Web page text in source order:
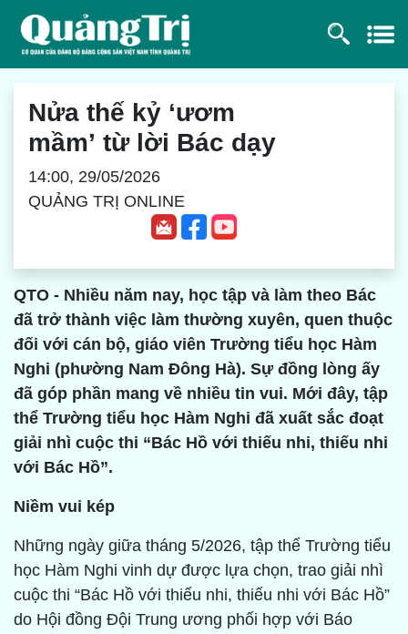
Nửa thế kỷ ‘ươm
mầm’ từ lời Bác dạy
14:00, 29/05/2026
QUẢNG TRỊ ONLINE
QTO - Nhiều năm nay, học tập và làm theo Bác
đã trở thành việc làm thường xuyên, quen thuộc
đối với cán bộ, giáo viên Trường tiểu học Hàm
Nghi (phường Nam Đông Hà). Sự đồng lòng ấy
đã góp phần mang về nhiều tin vui. Mới đây, tập
thể Trường tiểu học Hàm Nghi đã xuất sắc đoạt
giải nhì cuộc thi “Bác Hồ với thiếu nhi, thiếu nhi
với Bác Hồ”.
Niềm vui kép
Những ngày giữa tháng 5/2026, tập thể Trường tiểu
học Hàm Nghi vinh dự được lựa chọn, trao giải nhì
cuộc thi “Bác Hồ với thiếu nhi, thiếu nhi với Bác Hồ”
do Hội đồng Đội Trung ương phối hợp với Báo